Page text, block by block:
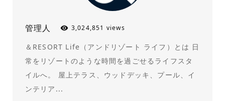
管理人 3,024,851 views
＆RESORT Life（アンドリゾート ライフ）とは 日
常をリゾートのような時間を過ごせるライフスタ
イルへ。 屋上テラス、ウッドデッキ、プール、イ
ンテリア...